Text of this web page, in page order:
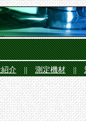
介||測定機材||